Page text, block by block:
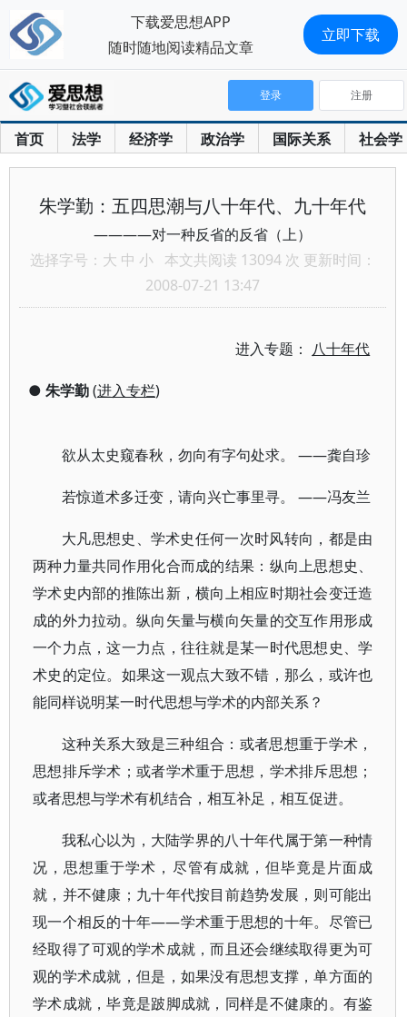
首页 法学 经济学 政治学 国际关系 社会学
登录 注册
朱学勤：五四思潮与八十年代、九十年代
————对一种反省的反省（上）
选择字号： 大 中 小 本文共阅读 13094 次 更新时间：
2008-07-21 13:47
进入专题： 八十年代
● 朱学勤(进入专栏)
欲从太史窥春秋，勿向有字句处求。 ——龚自珍
若惊道术多迁变，请向兴亡事里寻。 ——冯友兰
大凡思想史、学术史任何一次时风转向，都是由
两种力量共同作用化合而成的结果：纵向上思想史、
学术史内部的推陈出新，横向上相应时期社会变迁造
成的外力拉动。纵向矢量与横向矢量的交互作用形成
一个力点，这一力点，往往就是某一时代思想史、学
术史的定位。如果这一观点大致不错，那么，或许也
能同样说明某一时代思想与学术的内部关系？
这种关系大致是三种组合：或者思想重于学术，
思想排斥学术；或者学术重于思想，学术排斥思想；
或者思想与学术有机结合，相互补足，相互促进。
我私心以为，大陆学界的八十年代属于第一种情
况，思想重于学术，尽管有成就，但毕竟是片面成
就，并不健康；九十年代按目前趋势发展，则可能出
现一个相反的十年——学术重于思想的十年。尽管已
经取得了可观的学术成就，而且还会继续取得更为可
观的学术成就，但是，如果没有思想支撑，单方面的
学术成就，毕竟是跛脚成就，同样是不健康的。有鉴
下载爱思想APP
随时随地阅读精品文章
立即下载